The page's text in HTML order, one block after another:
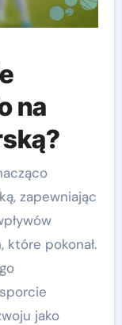
na
zapewniając
pokonał.
jako